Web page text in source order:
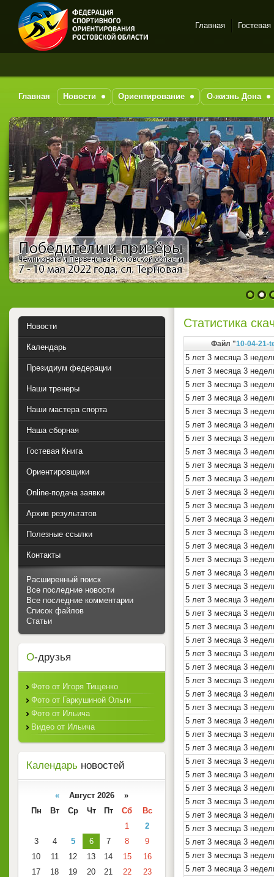
Спортивное
на-Дону
Главная Гостевая
Главная Новости Ориентирование О-жизнь Дона
1 2
Статистика
Файл "10-04-21-
5 лет 3 месяца 3
5 лет 3 месяца 3
5 лет 3 месяца 3
5 лет 3 месяца 3
5 лет 3 месяца 3
5 лет 3 месяца 3
5 лет 3 месяца 3
5 лет 3 месяца 3
5 лет 3 месяца 3
5 лет 3 месяца 3
5 лет 3 месяца 3
5 лет 3 месяца 3
5 лет 3 месяца 3
5 лет 3 месяца 3
5 лет 3 месяца 3
5 лет 3 месяца 3
5 лет 3 месяца 3
5 лет 3 месяца 3
5 лет 3 месяца 3
5 лет 3 месяца 3
5 лет 3 месяца 3
5 лет 3 месяца 3
5 лет 3 месяца 3
5 лет 3 месяца 3
5 лет 3 месяца 3
5 лет 3 месяца 3
5 лет 3 месяца 3
5 лет 3 месяца 3
5 лет 3 месяца 3
5 лет 3 месяца 3
5 лет 3 месяца 3
5 лет 3 месяца 3
5 лет 3 месяца 3
5 лет 3 месяца 3
5 лет 3 месяца 3
5 лет 3 месяца 3
5 лет 3 месяца 3
5 лет 3 месяца 3
5 лет 3 месяца 3
Новости
Календарь
Президиум федерации
Наши тренеры
Наши мастера спорта
Наша сборная
Гостевая Книга
Ориентировщики
Online-подача заявки
Архив результатов
Полезные ссылки
Контакты
Расширенный поиск
Все последние новости
Все последние комментарии
Список файлов
Статьи
О-друзья
Фото от Игоря Тищенко
Фото от Гаркушиной Ольги
Фото от Ильича
Видео от Ильича
Календарь новостей
« Август 2026 »
Пн
Вт Ср Чт Пт Сб
Вс
1
2
3
4 5 6 7 8
9
10
11 12 13 14 15
16
17
18 19 20 21 22
23